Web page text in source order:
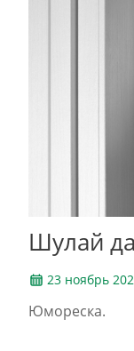
Шулай
23 ноябрь
Юмореска.